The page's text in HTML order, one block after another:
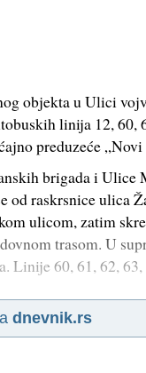
objekta u Ulici
linija 12, 60,
preduzeće „Novi
brigada i Ulice
od raskrsnice ulica
ulicom, zatim
trasom. U
Linije 60, 61, 62,
dnevnik.rs